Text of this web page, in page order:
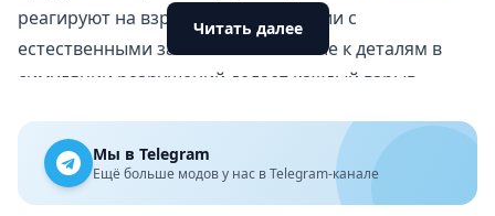
реагируют на взрывы в соответствии с
естественными законами. Внимание к деталям в
симуляции разрушений делает каждый взрыв
Исследуйте мир и спасайте товарищей. В игре вас
ждет более 70 уровней, наполненных хаосом и
разрушениями. Путешествуйте по различным
Читать далее
Мы в Telegram
Ещё больше модов у нас в Telegram-канале